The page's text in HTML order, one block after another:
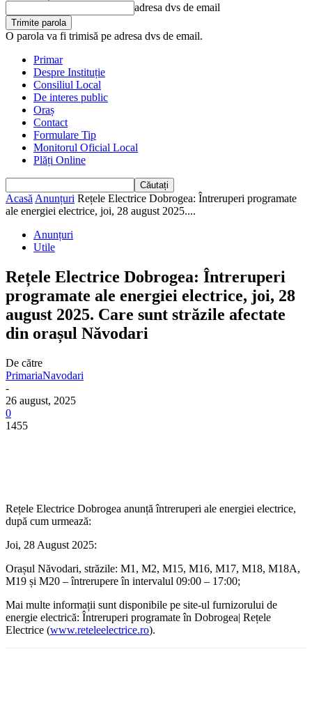
adresa dvs de email
O parola va fi trimisă pe adresa dvs de email.
Primar
Despre Instituție
Consiliul Local
De interes public
Oraș
Contact
Formulare Tip
Monitorul Oficial Local
Plăți Online
Acasă Anunțuri Rețele Electrice Dobrogea: Întreruperi programate
ale energiei electrice, joi, 28 august 2025....
Anunțuri
Utile
Rețele Electrice Dobrogea: Întreruperi
programate ale energiei electrice, joi, 28
august 2025. Care sunt străzile afectate
din orașul Năvodari
De către
PrimariaNavodari
-
26 august, 2025
0
1455
Rețele Electrice Dobrogea anunță întreruperi ale energiei electrice,
după cum urmează:
Joi, 28 August 2025:
Orașul Năvodari, străzile: M1, M2, M15, M16, M17, M18, M18A,
M19 și M20 – întrerupere în intervalul 09:00 – 17:00;
Mai multe informații sunt disponibile pe site-ul furnizorului de
energie electrică: Întreruperi programate în Dobrogea| Rețele
Electrice (www.reteleelectrice.ro).